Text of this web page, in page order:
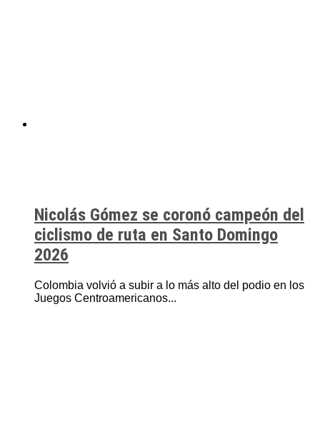
Nicolás Gómez se coronó campeón del
ciclismo de ruta en Santo Domingo
2026
Colombia volvió a subir a lo más alto del podio en los
Juegos Centroamericanos...